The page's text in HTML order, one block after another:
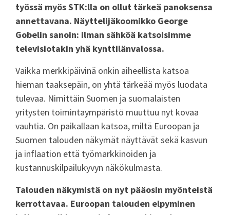
työssä myös STK:lla on ollut tärkeä panoksensa
annettavana. Näyttelijäkoomikko George
Gobelin sanoin: ilman sähköä katsoisimme
televisiotakin yhä kynttilänvalossa.
Vaikka merkkipäivinä onkin aiheellista katsoa
hieman taaksepäin, on yhtä tärkeää myös luodata
tulevaa. Nimittäin Suomen ja suomalaisten
yritysten toimintaympäristö muuttuu nyt kovaa
vauhtia. On paikallaan katsoa, miltä Euroopan ja
Suomen talouden näkymät näyttävät sekä kasvun
ja inflaation että työmarkkinoiden ja
kustannuskilpailukyvyn näkökulmasta.
Talouden näkymistä on nyt pääosin myönteistä
kerrottavaa. Euroopan talouden elpyminen